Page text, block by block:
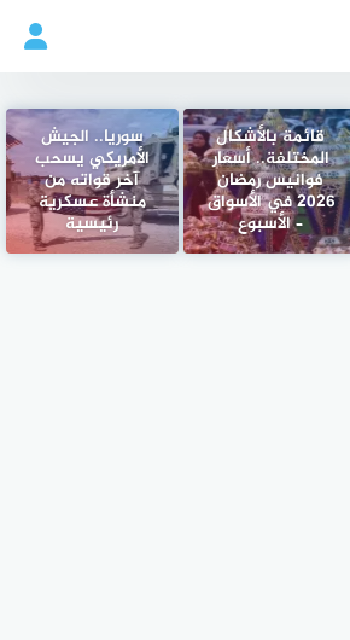
قائمة بالأشكال
المختلفة.. أسعار
فوانيس رمضان
2026 في الأسواق
– الأسبوع
سوريا.. الجيش
الأمريكي يسحب
آخر قواته من
منشأة عسكرية
رئيسية